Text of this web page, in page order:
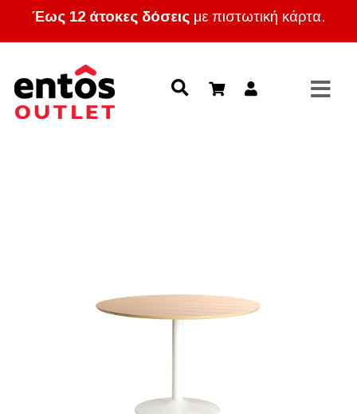
Έως 12 άτοκες δόσεις με πιστωτική κάρτα.